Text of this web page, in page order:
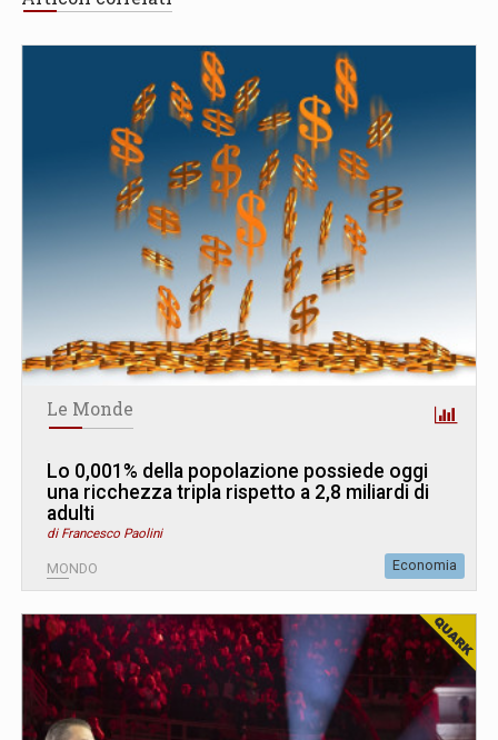
Le Monde
Lo 0,001% della popolazione possiede oggi
una ricchezza tripla rispetto a 2,8 miliardi di
adulti
di Francesco Paolini
MONDO Economia